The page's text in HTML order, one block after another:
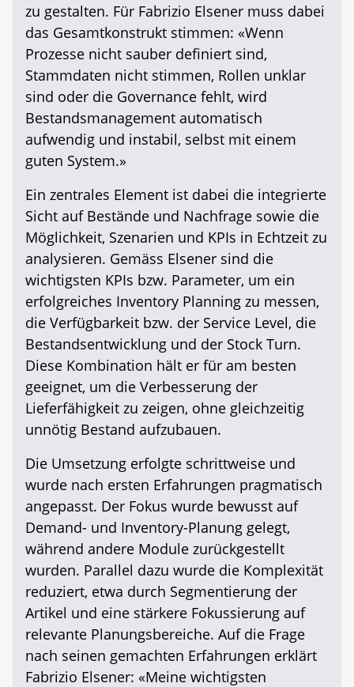
zu gestalten. Für Fabrizio Elsener muss dabei
das Gesamtkonstrukt stimmen: «Wenn
Prozesse nicht sauber definiert sind,
Stammdaten nicht stimmen, Rollen unklar
sind oder die Governance fehlt, wird
Bestandsmanagement automatisch
aufwendig und instabil, selbst mit einem
guten System.»
Ein zentrales Element ist dabei die integrierte
Sicht auf Bestände und Nachfrage sowie die
Möglichkeit, Szenarien und KPIs in Echtzeit zu
analysieren. Gemäss Elsener sind die
wichtigsten KPIs bzw. Parameter, um ein
erfolgreiches Inventory Planning zu messen,
die Verfügbarkeit bzw. der Service Level, die
Bestandsentwicklung und der Stock Turn.
Diese Kombination hält er für am besten
geeignet, um die Verbesserung der
Lieferfähigkeit zu zeigen, ohne gleichzeitig
unnötig Bestand aufzubauen.
Die Umsetzung erfolgte schrittweise und
wurde nach ersten Erfahrungen pragmatisch
angepasst. Der Fokus wurde bewusst auf
Demand- und Inventory-Planung gelegt,
während andere Module zurückgestellt
wurden. Parallel dazu wurde die Komplexität
reduziert, etwa durch Segmentierung der
Artikel und eine stärkere Fokussierung auf
relevante Planungsbereiche. Auf die Frage
nach seinen gemachten Erfahrungen erklärt
Fabrizio Elsener: «Meine wichtigsten